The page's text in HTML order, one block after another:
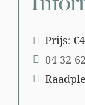
Prijs:
04 32